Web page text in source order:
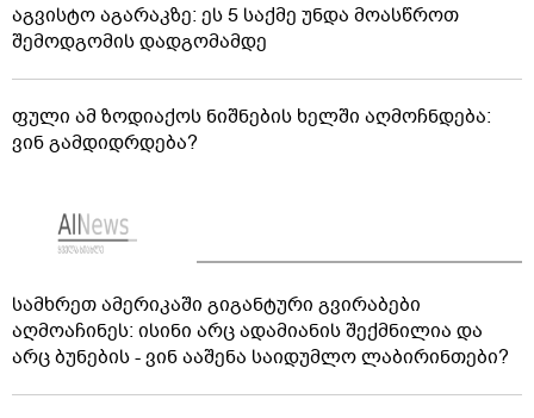
აგვისტო აგარაკზე: ეს 5 საქმე უნდა მოასწროთ
შემოდგომის დადგომამდე
ფული ამ ზოდიაქოს ნიშნების ხელში აღმოჩნდება:
ვინ გამდიდრდება?
სამხრეთ ამერიკაში გიგანტური გვირაბები
აღმოაჩინეს: ისინი არც ადამიანის შექმნილია და
არც ბუნების - ვინ ააშენა საიდუმლო ლაბირინთები?